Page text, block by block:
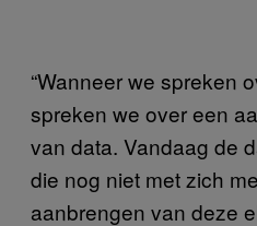
“Wanneer we spreken
spreken we over een
van data. Vandaag de
die nog niet met zich
aanbrengen van deze